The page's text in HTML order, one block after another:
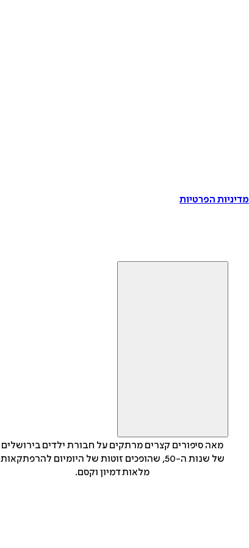
הפרטיות
מאה סיפורים קצרים מרתקים על חבורת ילדים בירושלים
של שנות ה-50, שהופכים זוטות של היומיום להרפתקאות
מלאות דמיון וקסם.